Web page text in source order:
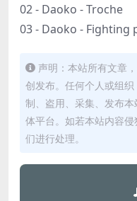
02 - Daoko - Troche
03 - Daoko - Fighting
声明：本站所有文章
创发布。任何个人或组
制、盗用、采集、发布
体平台。如若本站内容
们进行处理。